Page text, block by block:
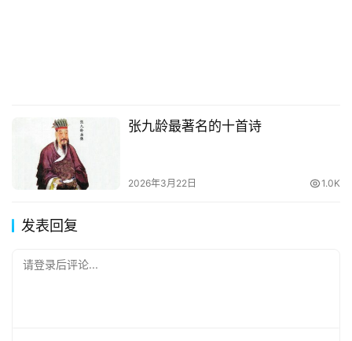
张九龄最著名的十首诗
2026年3月22日 1.0K
发表回复
请登录后评论...